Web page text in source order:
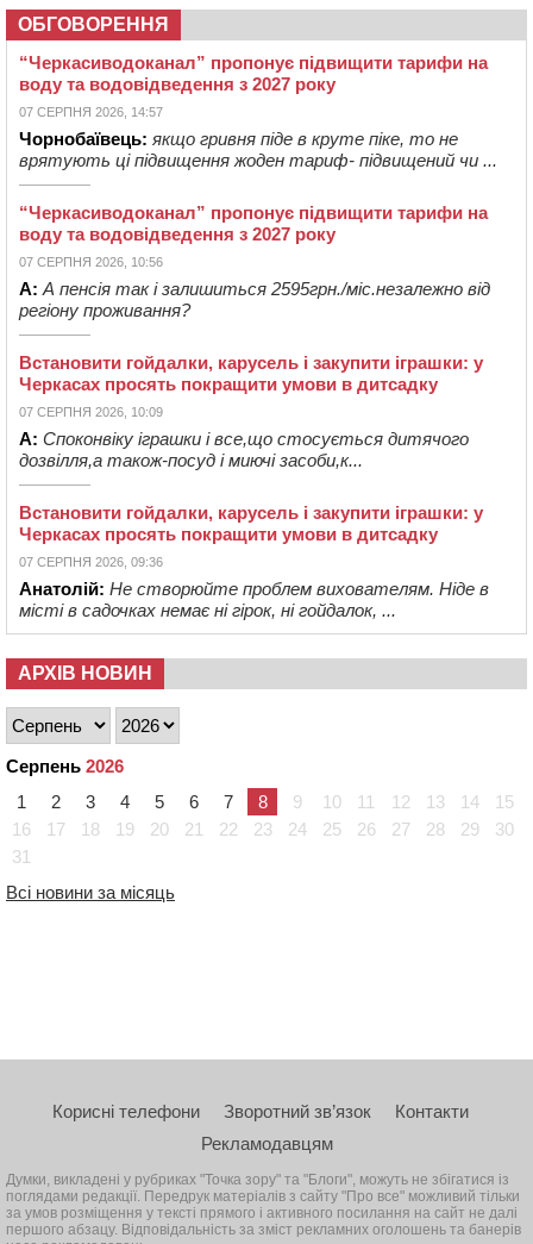
ОБГОВОРЕННЯ
“Черкасиводоканал” пропонує підвищити тарифи на
воду та водовідведення з 2027 року
07 СЕРПНЯ 2026, 14:57
Чорнобаївець: якщо гривня піде в круте піке, то не
врятують ці підвищення жоден тариф- підвищений чи ...
“Черкасиводоканал” пропонує підвищити тарифи на
воду та водовідведення з 2027 року
07 СЕРПНЯ 2026, 10:56
А: А пенсія так і залишиться 2595грн./міс.незалежно від
регіону проживання?
Встановити гойдалки, карусель і закупити іграшки: у
Черкасах просять покращити умови в дитсадку
07 СЕРПНЯ 2026, 10:09
А: Споконвіку іграшки і все,що стосується дитячого
дозвілля,а також-посуд і миючі засоби,к...
Встановити гойдалки, карусель і закупити іграшки: у
Черкасах просять покращити умови в дитсадку
07 СЕРПНЯ 2026, 09:36
Анатолій: Не створюйте проблем вихователям. Ніде в
місті в садочках немає ні гірок, ні гойдалок, ...
АРХІВ НОВИН
Серпень 2026
1
2 3 4 5 6 7 8 9 10 11 12 13 14
15
16
17 18 19 20 21 22 23 24 25 26 27 28 29
30
31
Всі новини за місяць
Корисні телефони Зворотний зв’язок
Контакти
Рекламодавцям
Думки, викладені у рубриках "Точка зору" та "Блоги", можуть не збігатися із
поглядами редакції. Передрук матеріалів з сайту "Про все" можливий тільки
за умов розміщення у тексті прямого і активного посилання на сайт не далі
першого абзацу. Відповідальність за зміст рекламних оголошень та банерів